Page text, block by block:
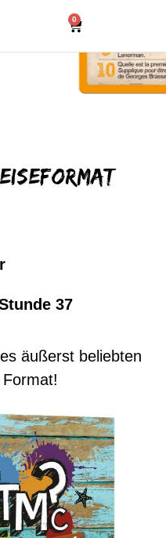
0
37
äußerst beliebten